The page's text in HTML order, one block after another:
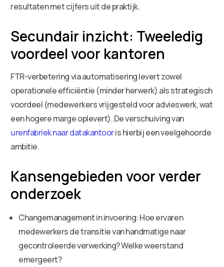
resultaten met cijfers uit de praktijk.
Secundair inzicht: Tweeledig
voordeel voor kantoren
FTR-verbetering via automatisering levert zowel
operationele efficiëntie (minder herwerk) als strategisch
voordeel (medewerkers vrijgesteld voor advieswerk, wat
een hogere marge oplevert). De verschuiving van
urenfabriek naar datakantooris hierbij een veelgehoorde
ambitie.
Kansengebieden voor verder
onderzoek
Changemanagement in invoering: Hoe ervaren
medewerkers de transitie van handmatige naar
gecontroleerde verwerking? Welke weerstand
emergeert?